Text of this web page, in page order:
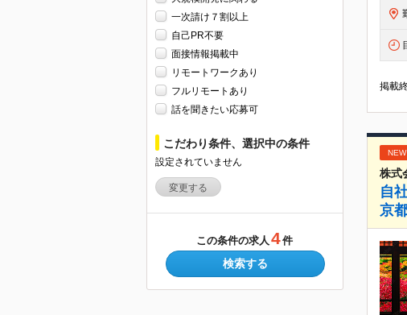
一次請け７割以上
自己PR不要
面接情報掲載中
リモートワークあり
フルリモートあり
話を聞きたい応募可
こだわり条件、選択中の条件
設定されていません
変更する
この条件の求人 4件
検索する
掲載
NEW
株式
自
京